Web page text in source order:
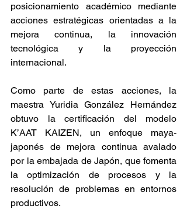
posicionamiento académico mediante
acciones estratégicas orientadas a la
mejora continua, la innovación
tecnológica y la proyección
internacional.
Como parte de estas acciones, la
maestra Yuridia González Hernández
obtuvo la certificación del modelo
K’AAT KAIZEN, un enfoque maya-
japonés de mejora continua avalado
por la embajada de Japón, que fomenta
la optimización de procesos y la
resolución de problemas en entornos
productivos.